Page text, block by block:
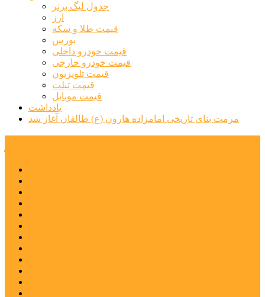
جدول لیگ برتر
ارز
قیمت طلا و سکه
بورس
قیمت خودرو داخلی
قیمت خودرو خارجی
قیمت تلویزیون
قیمت تبلت
قیمت موبایل
یادداشت
مرمت بنای تاریخی امامزاده هارون (ع) طالقان آغاز شد